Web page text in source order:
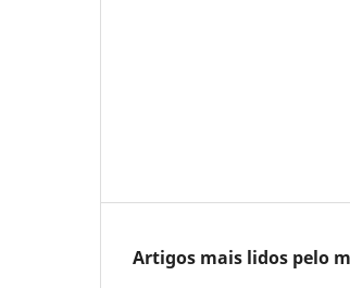
Artigos mais lidos pelo